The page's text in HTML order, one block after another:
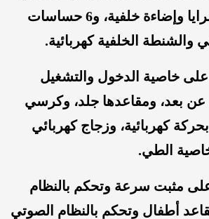
19، وإشارات بالمرايا وإضاءة خلفية، و6 حساسات
والشنطة الخلفية كهربائية.
خاصية الدخول والتشغيل
عن بعد، ومقاعدها جلد، وكرسي
كهربائية، وزجاج كهربائي
الطي.
مثبت سرعة وتحكم بالنظام
أطفال وتحكم بالنظام الصوتي